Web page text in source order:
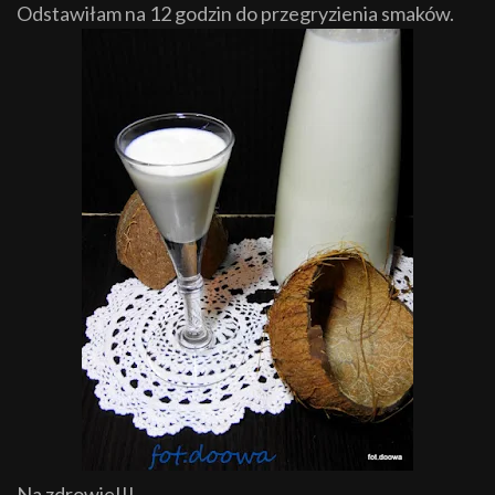
Odstawiłam na 12 godzin do przegryzienia smaków.